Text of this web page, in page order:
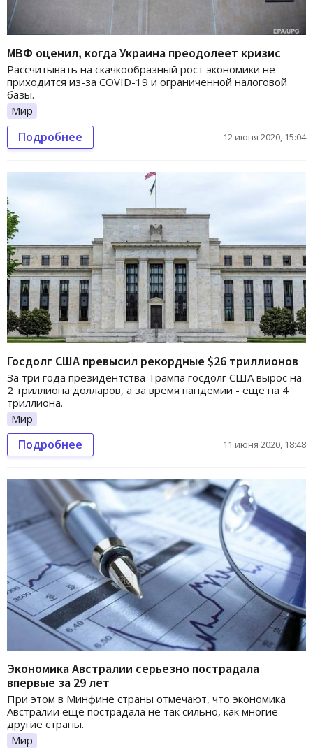
МВФ оценил, когда Украина преодолеет кризис
Рассчитывать на скачкообразный рост экономики не
приходится из-за COVID-19 и ограниченной налоговой
базы.
Мир
Подробнее 12 июня 2020, 15:04
Госдолг США превысил рекордные $26 триллионов
За три года президентства Трампа госдолг США вырос на
2 триллиона долларов, а за время пандемии - еще на 4
триллиона.
Мир
Подробнее 11 июня 2020, 18:48
Экономика Австралии серьезно пострадала
впервые за 29 лет
При этом в Минфине страны отмечают, что экономика
Австралии еще пострадала не так сильно, как многие
другие страны.
Мир